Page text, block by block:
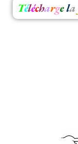
Téléchargela